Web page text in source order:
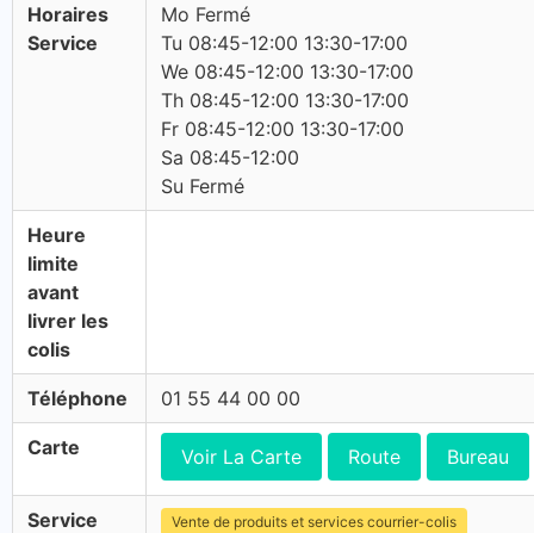
Horaires
Service
Mo Fermé
Tu 08:45-12:00 13:30-17:00
We 08:45-12:00 13:30-17:00
Th 08:45-12:00 13:30-17:00
Fr 08:45-12:00 13:30-17:00
Sa 08:45-12:00
Su Fermé
Heure
limite
avant
livrer les
colis
Téléphone 01 55 44 00 00
Carte Voir La Carte Route Bureau
Service
Vente de produits et services courrier-colis